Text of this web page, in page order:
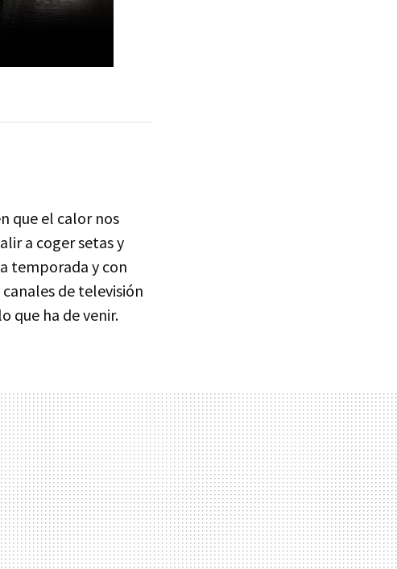
que el calor nos
a coger setas y
temporada y con
canales de televisión
que ha de venir.